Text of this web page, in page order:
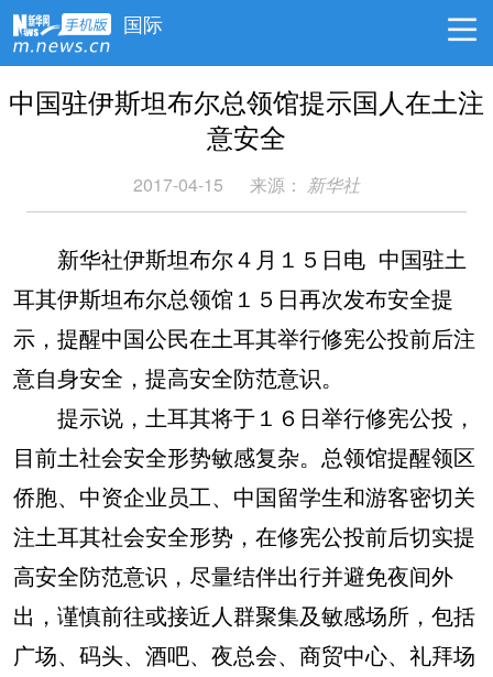
国际
中国驻伊斯坦布尔总领馆提示国人在土注
意安全
2017-04-15 来源： 新华社
新华社伊斯坦布尔４月１５日电 中国驻土
耳其伊斯坦布尔总领馆１５日再次发布安全提
示，提醒中国公民在土耳其举行修宪公投前后注
意自身安全，提高安全防范意识。
提示说，土耳其将于１６日举行修宪公投，
目前土社会安全形势敏感复杂。总领馆提醒领区
侨胞、中资企业员工、中国留学生和游客密切关
注土耳其社会安全形势，在修宪公投前后切实提
高安全防范意识，尽量结伴出行并避免夜间外
出，谨慎前往或接近人群聚集及敏感场所，包括
广场、码头、酒吧、夜总会、商贸中心、礼拜场